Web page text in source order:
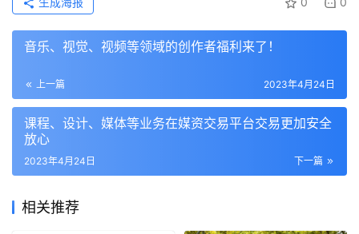
音乐、视觉、视频等领域的创作者福利来了！
上一篇 2023年4月24日
课程、设计、媒体等业务在媒资交易平台交易更加安全
放心
下一篇
2023年4月24日
相关推荐